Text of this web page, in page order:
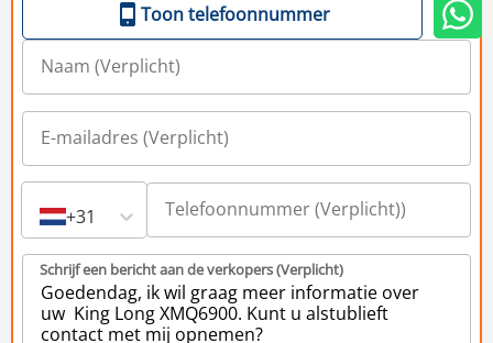
Toon telefoonnummer
+31
Schrijf een bericht aan de verkopers (Verplicht)